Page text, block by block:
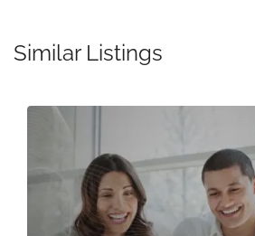
Similar Listings